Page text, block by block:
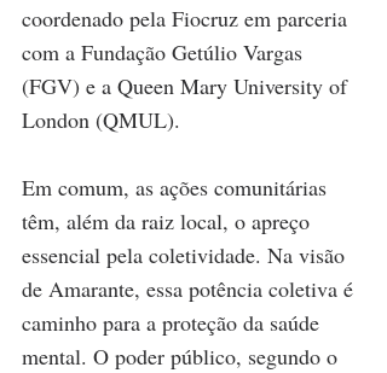
coordenado pela Fiocruz em parceria
com a Fundação Getúlio Vargas
(FGV) e a Queen Mary University of
London (QMUL).
Em comum, as ações comunitárias
têm, além da raiz local, o apreço
essencial pela coletividade. Na visão
de Amarante, essa potência coletiva é
caminho para a proteção da saúde
mental. O poder público, segundo o